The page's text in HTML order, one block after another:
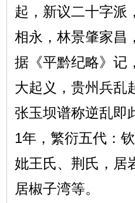
起，新议二十字派
相永，林景肇家昌
据《平黔纪略》记
大起义，贵州兵乱
张玉坝谱称逆乱即
1年，繁衍五代：
妣王氏、荆氏，居
居椒子湾等。